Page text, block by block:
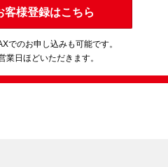
客様登録はこちら
でのお申し込みも可能です。
業日ほどいただきます。